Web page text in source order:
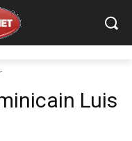
Luis